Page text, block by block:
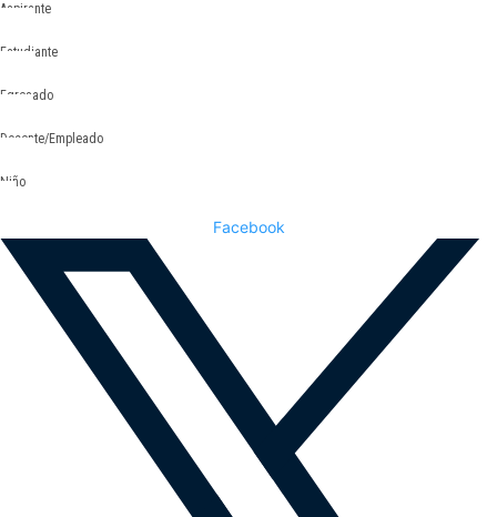
Aspirante
Estudiante
Egresado
Docente/Empleado
Niño
Facebook